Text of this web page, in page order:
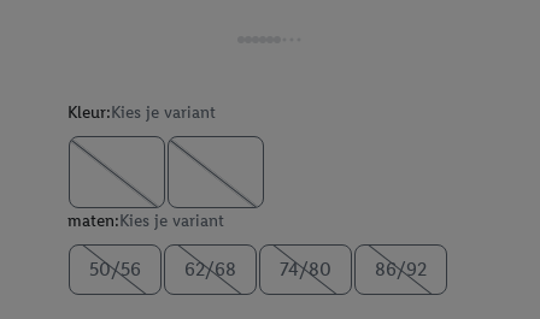
Kleur:Kies je variant
maten:Kies je variant
50/56 62/68 74/80 86/92